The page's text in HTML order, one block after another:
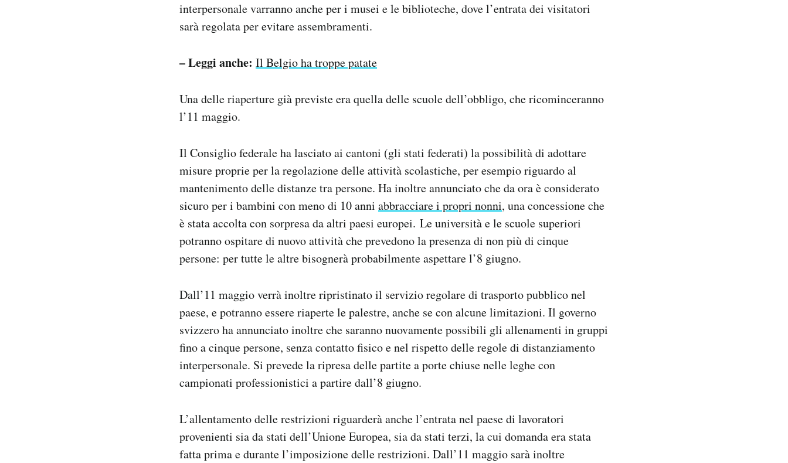
interpersonale varranno anche per i musei e le biblioteche, dove l’entrata dei visitatori
sarà regolata per evitare assembramenti.
– Leggi anche: Il Belgio ha troppe patate
Una delle riaperture già previste era quella delle scuole dell’obbligo, che ricominceranno
l’11 maggio.
Il Consiglio federale ha lasciato ai cantoni (gli stati federati) la possibilità di adottare
misure proprie per la regolazione delle attività scolastiche, per esempio riguardo al
mantenimento delle distanze tra persone. Ha inoltre annunciato che da ora è considerato
sicuro per i bambini con meno di 10 anni abbracciare i propri nonni, una concessione che
è stata accolta con sorpresa da altri paesi europei. Le università e le scuole superiori
potranno ospitare di nuovo attività che prevedono la presenza di non più di cinque
persone: per tutte le altre bisognerà probabilmente aspettare l’8 giugno.
Dall’11 maggio verrà inoltre ripristinato il servizio regolare di trasporto pubblico nel
paese, e potranno essere riaperte le palestre, anche se con alcune limitazioni. Il governo
svizzero ha annunciato inoltre che saranno nuovamente possibili gli allenamenti in gruppi
fino a cinque persone, senza contatto fisico e nel rispetto delle regole di distanziamento
interpersonale. Si prevede la ripresa delle partite a porte chiuse nelle leghe con
campionati professionistici a partire dall’8 giugno.
L’allentamento delle restrizioni riguarderà anche l’entrata nel paese di lavoratori
provenienti sia da stati dell’Unione Europea, sia da stati terzi, la cui domanda era stata
fatta prima e durante l’imposizione delle restrizioni. Dall’11 maggio sarà inoltre